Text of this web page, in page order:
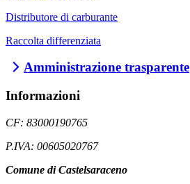
Distributore di carburante
Raccolta differenziata
Amministrazione trasparente
Informazioni
CF: 83000190765
P.IVA: 00605020767
Comune di Castelsaraceno